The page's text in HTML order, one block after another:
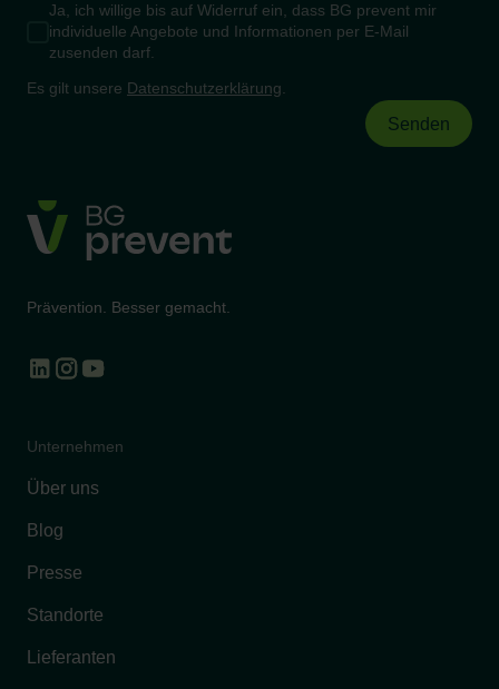
Ja, ich willige bis auf Widerruf ein, dass BG prevent mir
individuelle Angebote und Informationen per E-Mail
zusenden darf.
Es gilt unsere Datenschutzerklärung
Prävention. Besser gemacht.
Unternehmen
Über uns
Blog
Presse
Standorte
Lieferanten